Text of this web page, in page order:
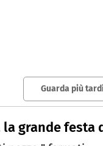
Guarda più
la grande festa